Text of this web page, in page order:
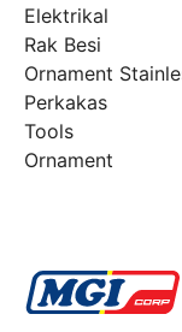
Elektrikal
Rak Besi
Ornament
Perkakas
Tools
Ornament